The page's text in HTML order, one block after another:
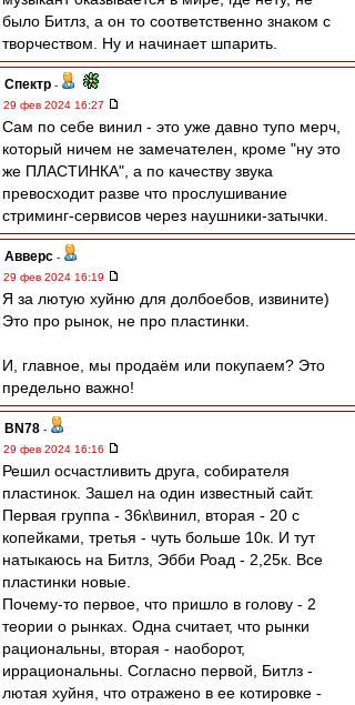
было Битлз, а он то соответственно знаком с
творчеством. Ну и начинает шпарить.
Спектр -
29 фев 2024 16:27
Сам по себе винил - это уже давно тупо мерч,
который ничем не замечателен, кроме "ну это
же ПЛАСТИНКА", а по качеству звука
превосходит разве что прослушивание
стриминг-сервисов через наушники-затычки.
Авверс -
29 фев 2024 16:19
Я за лютую хуйню для долбоебов, извините)
Это про рынок, не про пластинки.
И, главное, мы продаём или покупаем? Это
предельно важно!
BN78 -
29 фев 2024 16:16
Решил осчастливить друга, собирателя
пластинок. Зашел на один известный сайт.
Первая группа - 36к\винил, вторая - 20 с
копейками, третья - чуть больше 10к. И тут
натыкаюсь на Битлз, Эбби Роад - 2,25к. Все
пластинки новые.
Почему-то первое, что пришло в голову - 2
теории о рынках. Одна считает, что рынки
рациональны, вторая - наоборот,
иррациональны. Согласно первой, Битлз -
лютая хуйня, что отражено в ее котировке -